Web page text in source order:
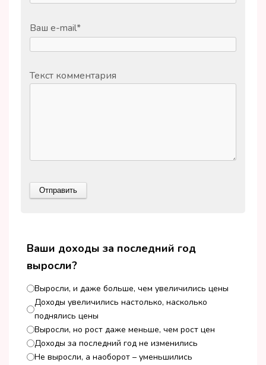
Ваш e-mail*
Текст комментария
Ваши доходы за последний год
выросли?
Выросли, и даже больше, чем увеличились цены
Доходы увеличились настолько, насколько
поднялись цены
Выросли, но рост даже меньше, чем рост цен
Доходы за последний год не изменились
Не выросли, а наоборот – уменьшились